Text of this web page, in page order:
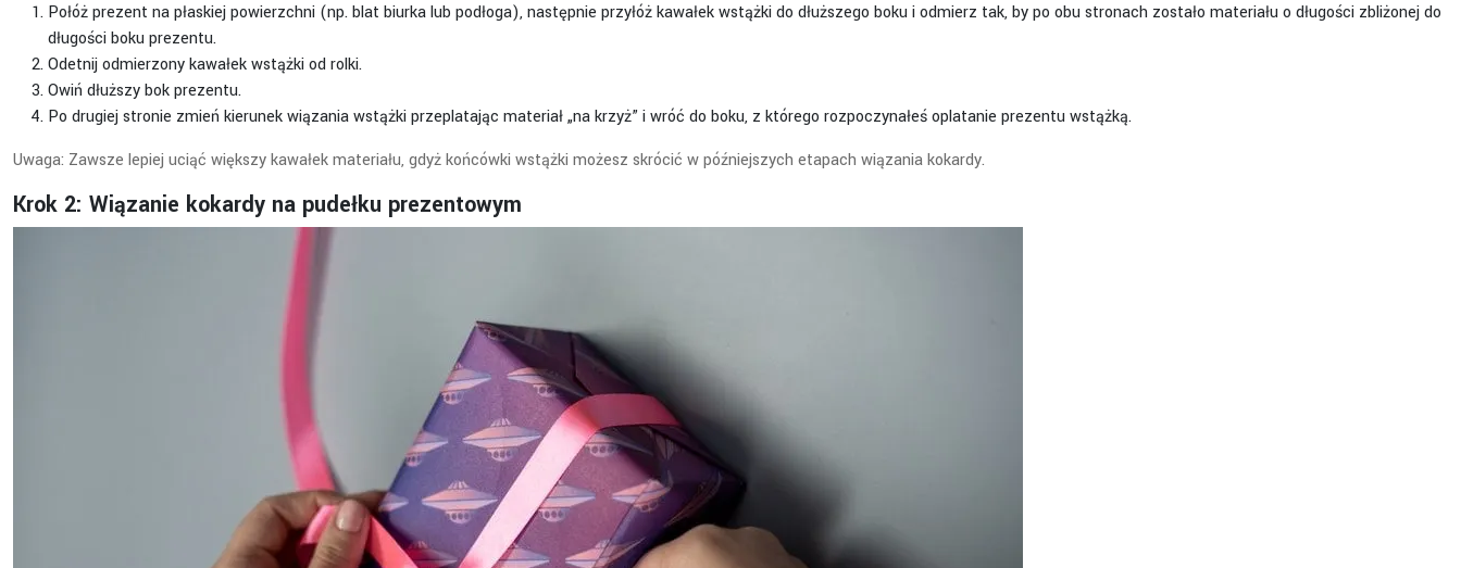
Połóż prezent na płaskiej powierzchni (np. blat biurka lub podłoga), następnie przyłóż kawałek wstążki do dłuższego boku i odmierz tak, by po obu stronach zostało materiału o długości zbliżonej do
długości boku prezentu.
Odetnij odmierzony kawałek wstążki od rolki.
Owiń dłuższy bok prezentu.
Po drugiej stronie zmień kierunek wiązania wstążki przeplatając materiał „na krzyż” i wróć do boku, z którego rozpoczynałeś oplatanie prezentu wstążką.
Uwaga: Zawsze lepiej uciąć większy kawałek materiału, gdyż końcówki wstążki możesz skrócić w późniejszych etapach wiązania kokardy.
Krok 2: Wiązanie kokardy na pudełku prezentowym